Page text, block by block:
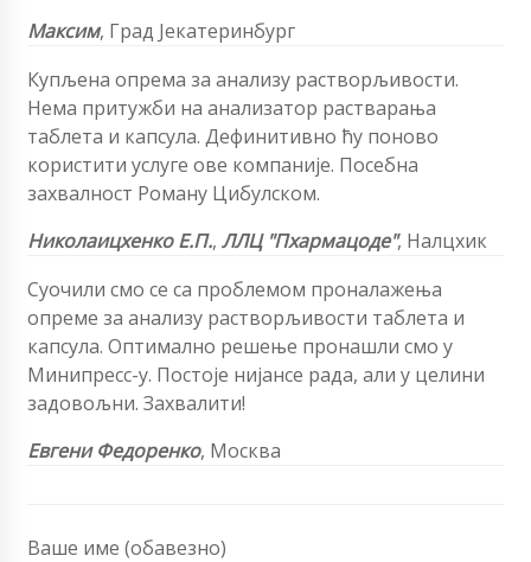
Максим, Град Јекатеринбург
Купљена опрема за анализу растворљивости.
Нема притужби на анализатор растварања
таблета и капсула. Дефинитивно ћу поново
користити услуге ове компаније. Посебна
захвалност Роману Цибулском.
Николаицхенко Е.П., ЛЛЦ "Пхармацоде", Налцхик
Суочили смо се са проблемом проналажења
опреме за анализу растворљивости таблета и
капсула. Оптимално решење пронашли смо у
Минипресс-у. Постоје нијансе рада, али у целини
задовољни. Захвалити!
Евгени Федоренко, Москва
Ваше име (обавезно)